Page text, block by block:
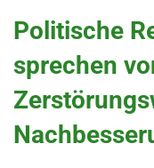
Politische
sprechen